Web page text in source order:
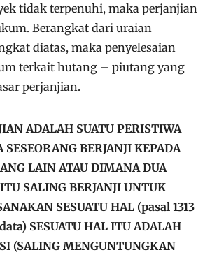
tidak terpenuhi, maka perjanjian
Berangkat dari uraian
diatas, maka penyelesaian
terkait hutang – piutang yang
perjanjian.
ADALAH SUATU PERISTIWA
BERJANJI KEPADA
LAIN ATAU DIMANA DUA
SALING BERJANJI UNTUK
SESUATU HAL (pasal 1313
SESUATU HAL ITU ADALAH
(SALING MENGUNTUNGKAN